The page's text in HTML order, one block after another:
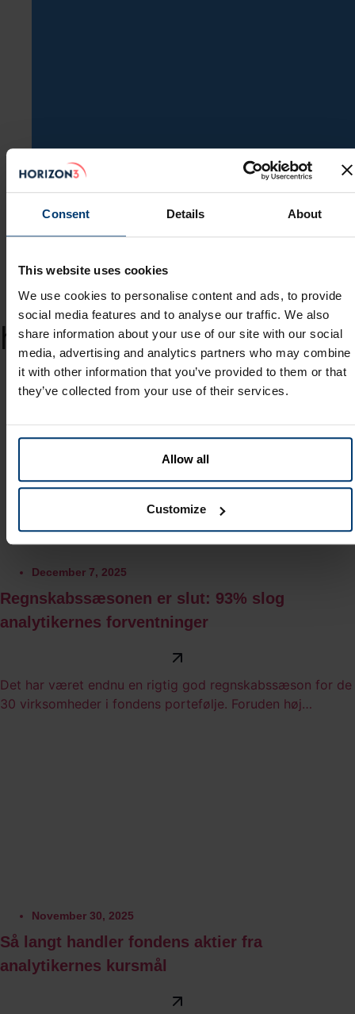
Consent Details About
This website uses cookies
We use cookies to personalise content and ads, to provide
social media features and to analyse our traffic. We also
share information about your use of our site with our social
media, advertising and analytics partners who may combine
it with other information that you’ve provided to them or that
they’ve collected from your use of their services.
Allow all
Customize
Arkiv
hims & hers
December 7, 2025
Regnskabssæsonen er slut: 93% slog
analytikernes forventninger
Det har været endnu en rigtig god regnskabssæson for de
30 virksomheder i fondens portefølje. Foruden høj
November 30, 2025
Så langt handler fondens aktier fra
analytikernes kursmål